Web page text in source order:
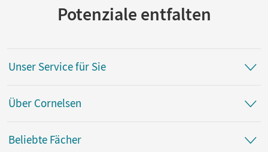
Potenziale entfalten
Unser Service für Sie
Über Cornelsen
Beliebte Fächer